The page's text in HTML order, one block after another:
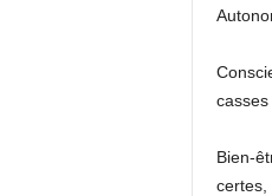
Bien-
certes,